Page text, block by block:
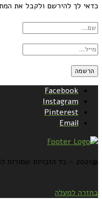
כדאי לך להירשם ולקבל את
Facebook
Instagram
Pinterest
Email
@2021 - כל הזכויות שמורות למירב גביש | ביצוע
בחזרה למעלה